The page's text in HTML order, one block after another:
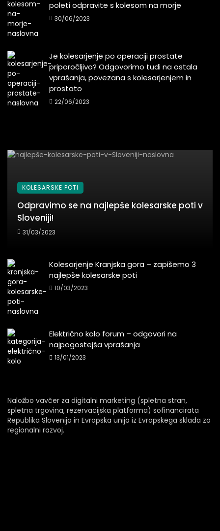
poleti odpravite s kolesom na morje
30/06/2023
Je kolesarjenje po operaciji prostate
priporočljivo? Odgovorimo tudi na ostala
vprašanja, povezana s kolesarjenjem in
prostato
22/06/2023
KOLESARSKE POTI
Odpravimo se na najlepše kolesarske poti v
Sloveniji!
31/03/2023
Kolesarjenje Kranjska gora – zapišemo 3
najlepše kolesarske poti
10/03/2023
Električno kolo forum – odgovori na
najpogostejša vprašanja
13/01/2023
Naložbo vavčer za digitalni marketing (spletna stran,
spletna trgovina, rezervacijska platforma) sofinancirata
Republika Slovenija in Evropska unija iz Evropskega sklada za
regionalni razvoj.